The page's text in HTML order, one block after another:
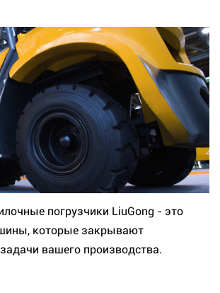
погрузчики LiuGong - это
которые закрывают
вашего производства.